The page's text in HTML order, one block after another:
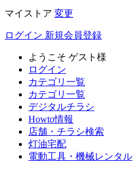
マイストア 変更
ログイン 新規会員登録
ようこそ ゲスト様
ログイン
カテゴリ一覧
カテゴリ一覧
デジタルチラシ
Howto情報
店舗・チラシ検索
灯油宅配
電動工具・機械レンタル